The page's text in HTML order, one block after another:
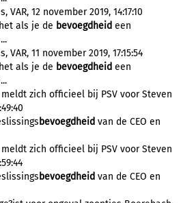
12 november 2019, 14:17:10
als je de bevoegdheid een
11 november 2019, 17:15:54
als je de bevoegdheid een
zich officieel bij PSV voor Steven
bevoegdheid van de CEO en
zich officieel bij PSV voor Steven
bevoegdheid van de CEO en